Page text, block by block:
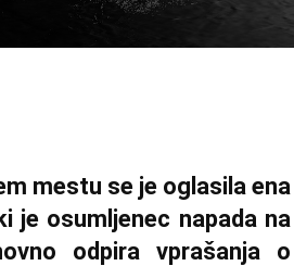
mestu se je oglasila ena
je osumljenec napada na
odpira vprašanja o